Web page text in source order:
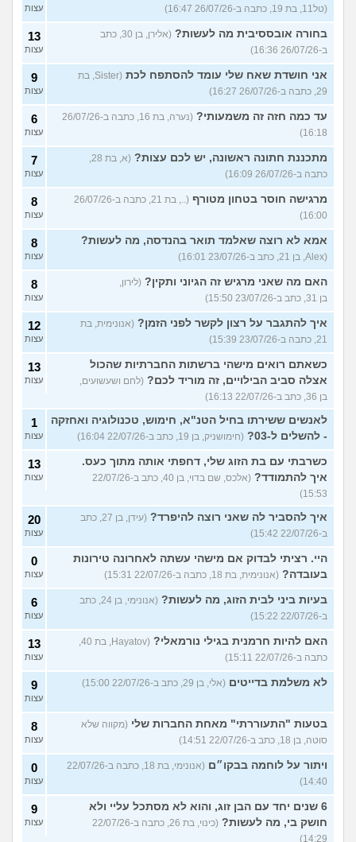
(טל11, בת 19, כתבה ב-26/07/26 16:47) עצות
בחורה אובססיבית מה לעשות?
(אלירן, בן 30, כתב
ב-26/07/26 16:36)
13
עצות
אני חושדת שאח שלי עומד להסתפח לכת
(Sister, בת
29, כתבה ב-26/07/26 16:27)
9
עצות
עד כמה חזה זה משמעותי?
(נערה, בת 16, כתבה ב-26/07/26
16:18)
6
עצות
מתכננת חתונה ראשונה, יש לכם עצות?
כתבה ב-26/07/26 16:09)
7
עצות
מרגישה חוסר בטחון מטורף
(.., בת 21, כתבה ב-26/07/26
16:00)
8
עצות
אמא לא רוצה שאלמד תואר בהנדסה, מה לעשות?
(Alex, בן 21, כתב ב-23/07/26 16:01)
8
עצות
האם מה שאני מרגיש זה הגיוני ותקין? (לירון,
בן 31, כתב ב-23/07/26 15:50)
8
עצות
איך להתגבר על רצון לקשר לפני הזמן? (אנונימית, בת
21, כתבה ב-23/07/26 15:39)
12
עצות
כשאתם רואים מישהי ברשתות החברתיות שהכול
אצלה סביב הבילויים, זה מוריד לכם? (לחם ושעשועים,
בן 36, כתב ב-22/07/26 16:13)
13
עצות
לאנשים ששירתו בחיל הטנ"א, חימוש, טכנולוגיה ואחזקה
- להשלים ל-03?
(חימושניק, בן 19, כתב ב-22/07/26 16:04)
1
עצות
כשרבתי עם בת הזוג שלי, דחפתי אותה מתוך כעס.
איך להתמודד?
(אלכס, שם בדוי, בן 40, כתב ב-22/07/26
15:53)
13
עצות
איך להסביר לה שאני רוצה להיפרד?
(עידן, בן 27, כתב
ב-22/07/26 15:42)
20
עצות
היי. רציתי לבדוק אם מישהי עשתה לאחרונה טירונות
בעובדה? (אנונימית, בת 18, כתבה ב-22/07/26 15:31)
0
עצות
בעיות ביני לבית הזוג, מה לעשות?
(אנונימי, בן 24, כתב
ב-22/07/26 15:22)
6
עצות
האם להיות חרמנית בגילי נורמאלי?
כתבה ב-22/07/26 15:11)
13
עצות
לא משלמת בדייטים (אלי, בן 29, כתב ב-22/07/26 15:00) 9
עצות
בטעות "התעוררתי" מאחת החברות שלי (מקווה שלא
סוטה, בן 18, כתב ב-22/07/26 14:51)
8
עצות
ויתור על לוחמה בבקו״ם
(אנונימי, בת 18, כתבה ב-22/07/26
14:40)
0
עצות
6 שנים יחד עם הבן זוג, והוא לא מסתכל עליי ולא
חושק בי, מה לעשות?
(כינוי, בת 26, כתבה ב-22/07/26
14:29)
9
עצות